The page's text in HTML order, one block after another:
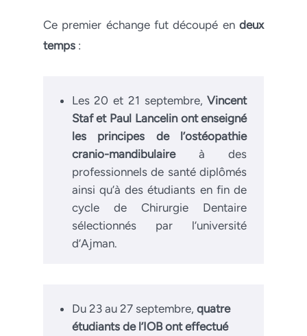
Ce premier échange fut découpé endeux
temps:
Les 20 et 21 septembre,Vincent
Staf et Paul Lancelin ont enseigné
les principes de l’ostéopathie
cranio-mandibulaireà des
professionnels de santé diplômés
ainsi qu’à des étudiants en fin de
cycle de Chirurgie Dentaire
sélectionnés par l’université
d’Ajman.
Du 23 au 27 septembre, quatre
étudiants de l’IOB ont effectué